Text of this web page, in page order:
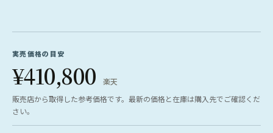
実売価格の目安
¥410,800
楽天
販売店から取得した参考価格です。最新の価格と在庫は購入先でご確認くだ
さい。